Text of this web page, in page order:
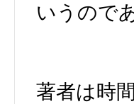
いうので
著者は時